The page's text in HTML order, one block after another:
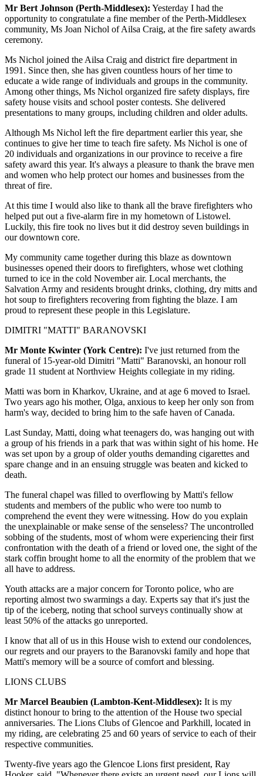
Mr Bert Johnson (Perth-Middlesex): Yesterday I had the
opportunity to congratulate a fine member of the Perth-Middlesex
community, Ms Joan Nichol of Ailsa Craig, at the fire safety awards
ceremony.
Ms Nichol joined the Ailsa Craig and district fire department in
1991. Since then, she has given countless hours of her time to
educate a wide range of individuals and groups in the community.
Among other things, Ms Nichol organized fire safety displays, fire
safety house visits and school poster contests. She delivered
presentations to many groups, including children and older adults.
Although Ms Nichol left the fire department earlier this year, she
continues to give her time to teach fire safety. Ms Nichol is one of
20 individuals and organizations in our province to receive a fire
safety award this year. It's always a pleasure to thank the brave men
and women who help protect our homes and businesses from the
threat of fire.
At this time I would also like to thank all the brave firefighters who
helped put out a five-alarm fire in my hometown of Listowel.
Luckily, this fire took no lives but it did destroy seven buildings in
our downtown core.
My community came together during this blaze as downtown
businesses opened their doors to firefighters, whose wet clothing
turned to ice in the cold November air. Local merchants, the
Salvation Army and residents brought drinks, clothing, dry mitts and
hot soup to firefighters recovering from fighting the blaze. I am
proud to represent these people in this Legislature.
DIMITRI "MATTI" BARANOVSKI
Mr Monte Kwinter (York Centre): I've just returned from the
funeral of 15-year-old Dimitri "Matti" Baranovski, an honour roll
grade 11 student at Northview Heights collegiate in my riding.
Matti was born in Kharkov, Ukraine, and at age 6 moved to Israel.
Two years ago his mother, Olga, anxious to keep her only son from
harm's way, decided to bring him to the safe haven of Canada.
Last Sunday, Matti, doing what teenagers do, was hanging out with
a group of his friends in a park that was within sight of his home. He
was set upon by a group of older youths demanding cigarettes and
spare change and in an ensuing struggle was beaten and kicked to
death.
The funeral chapel was filled to overflowing by Matti's fellow
students and members of the public who were too numb to
comprehend the event they were witnessing. How do you explain
the unexplainable or make sense of the senseless? The uncontrolled
sobbing of the students, most of whom were experiencing their first
confrontation with the death of a friend or loved one, the sight of the
stark coffin brought home to all the enormity of the problem that we
all have to address.
Youth attacks are a major concern for Toronto police, who are
reporting almost two swarmings a day. Experts say that it's just the
tip of the iceberg, noting that school surveys continually show at
least 50% of the attacks go unreported.
I know that all of us in this House wish to extend our condolences,
our regrets and our prayers to the Baranovski family and hope that
Matti's memory will be a source of comfort and blessing.
LIONS CLUBS
Mr Marcel Beaubien (Lambton-Kent-Middlesex): It is my
distinct honour to bring to the attention of the House two special
anniversaries. The Lions Clubs of Glencoe and Parkhill, located in
my riding, are celebrating 25 and 60 years of service to each of their
respective communities.
Twenty-five years ago the Glencoe Lions first president, Ray